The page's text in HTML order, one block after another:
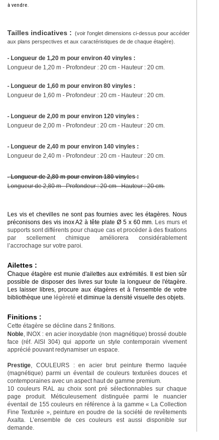
à vendre.
Tailles indicatives : (voir l'onglet dimensions ci-dessus pour accéder
aux plans perspectives et aux caractéristiques de de chaque étagère).
- Longueur de 1,20 m pour environ 40 vinyles :
Longueur de 1,20 m - Profondeur : 20 cm - Hauteur : 20 cm.
- Longueur de 1,60 m pour environ 80 vinyles :
Longueur de 1,60 m - Profondeur : 20 cm - Hauteur : 20 cm.
- Longueur de 2,00 m pour environ 120 vinyles :
Longueur de 2,00 m - Profondeur : 20 cm - Hauteur : 20 cm.
- Longueur de 2,40 m pour environ 140 vinyles :
Longueur de 2,40 m - Profondeur : 20 cm - Hauteur : 20 cm.
- Longueur de 2,80 m pour environ 180 vinyles :
Longueur de 2,80 m - Profondeur : 20 cm - Hauteur : 20 cm.
Les vis et chevilles ne sont pas fournies avec les étagères. Nous
préconisons des vis inox A2 à tête plate Ø 5 x 60 mm. Les murs et
supports sont différents pour chaque cas et procéder à des fixations
par scellement chimique améliorera considérablement
l’accrochage sur votre paroi.
Ailettes :
Chaque étagère est munie d'ailettes aux extrémités. Il est bien sûr
possible de disposer des livres sur toute la longueur de l'étagère.
Les laisser libres, procure aux étagères et à l'ensemble de votre
bibliothèque une légèreté et diminue la densité visuelle des objets.
Finitions :
Cette étagère se décline dans 2 finitions.
Noble , INOX : en acier inoxydable (non magnétique) brossé double
face (réf. AISI 304) qui apporte un style contemporain vivement
apprécié pouvant redynamiser un espace.
Prestige , COULEURS : en acier brut peinture thermo laquée
(magnétique) parmi un éventail de couleurs texturées douces et
contemporaines avec un aspect haut de gamme premium.
10 couleurs RAL au choix sont pré sélectionnables sur chaque
page produit. Méticuleusement distinguée parmi le nuancier
éventail de 155 couleurs en référence à la gamme « La Collection
Fine Texturée », peinture en poudre de la société de revêtements
Axalta. L’ensemble de ces couleurs est aussi disponible sur
demande.